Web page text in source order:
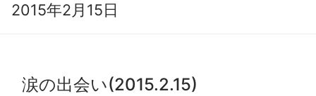
2015年2月15日
涙の出会い(2015.2.15)